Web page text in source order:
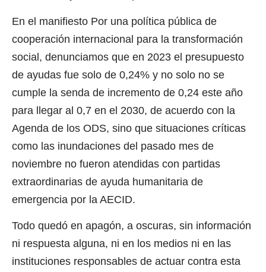
En el manifiesto Por una política pública de
cooperación internacional para la transformación
social, denunciamos que en 2023 el presupuesto
de ayudas fue solo de 0,24% y no solo no se
cumple la senda de incremento de 0,24 este año
para llegar al 0,7 en el 2030, de acuerdo con la
Agenda de los ODS, sino que situaciones críticas
como las inundaciones del pasado mes de
noviembre no fueron atendidas con partidas
extraordinarias de ayuda humanitaria de
emergencia por la AECID.
Todo quedó en apagón, a oscuras, sin información
ni respuesta alguna, ni en los medios ni en las
instituciones responsables de actuar contra esta